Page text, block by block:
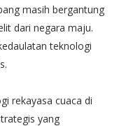
masih bergantung
dari negara maju.
teknologi
rekayasa cuaca di
yang